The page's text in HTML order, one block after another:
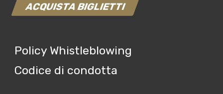
ACQUISTA BIGLIETTI
Policy Whistleblowing
Codice di condotta